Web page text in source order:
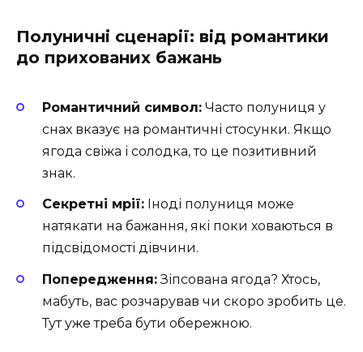
Полуничні сценарії: від романтики
до прихованих бажань
Романтичний символ: Часто полуниця у
снах вказує на романтичні стосунки. Якщо
ягода свіжа і солодка, то це позитивний
знак.
Секретні мрії: Іноді полуниця може
натякати на бажання, які поки ховаються в
підсвідомості дівчини.
Попередження:Зіпсована ягода? Хтось,
мабуть, вас розчарував чи скоро зробить це.
Тут уже треба бути обережною.